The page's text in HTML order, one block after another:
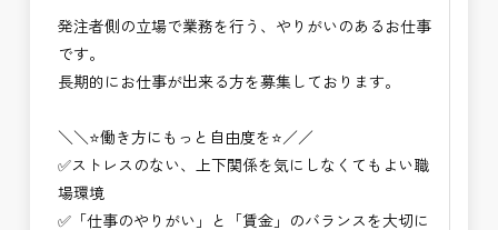
・道路許認可審査・適正化指導業務
・調査設計資料作成業務
・施工体制調査員
※応募書類等の送付方法につきましては、基本的に
Ｅメールで送付
頂きたいと思います。
発注者側の立場で業務を行う、やりがいのあるお仕事
です。
長期的にお仕事が出来る方を募集しております。
＼＼⭐働き方にもっと自由度を⭐／／
✅ストレスのない、上下関係を気にしなくてもよい職
場環境
✅「仕事のやりがい」と「賃金」のバランスを大切に